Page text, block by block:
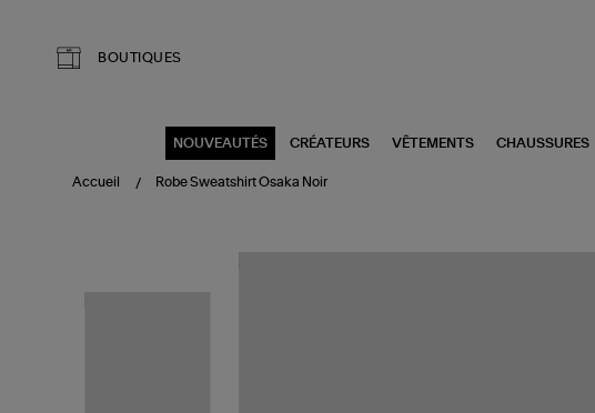
BOUTIQUES
NOUVEAUTÉS CRÉATEURS VÊTEMENTS CHAUSSURES
Accueil Robe Sweatshirt Osaka Noir